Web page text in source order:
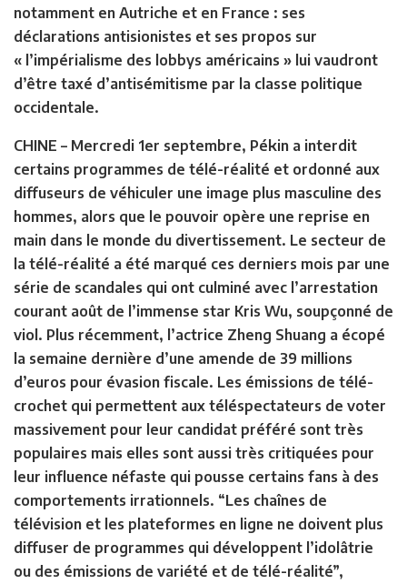
notamment en Autriche et en France : ses
déclarations antisionistes et ses propos sur
« l’impérialisme des lobbys américains » lui vaudront
d’être taxé d’antisémitisme par la classe politique
occidentale.
CHINE – Mercredi 1er septembre, Pékin a interdit
certains programmes de télé-réalité et ordonné aux
diffuseurs de véhiculer une image plus masculine des
hommes, alors que le pouvoir opère une reprise en
main dans le monde du divertissement. Le secteur de
la télé-réalité a été marqué ces derniers mois par une
série de scandales qui ont culminé avec l’arrestation
courant août de l’immense star Kris Wu, soupçonné de
viol. Plus récemment, l’actrice Zheng Shuang a écopé
la semaine dernière d’une amende de 39 millions
d’euros pour évasion fiscale. Les émissions de télé-
crochet qui permettent aux téléspectateurs de voter
massivement pour leur candidat préféré sont très
populaires mais elles sont aussi très critiquées pour
leur influence néfaste qui pousse certains fans à des
comportements irrationnels. “Les chaînes de
télévision et les plateformes en ligne ne doivent plus
diffuser de programmes qui développent l’idolâtrie
ou des émissions de variété et de télé-réalité”,